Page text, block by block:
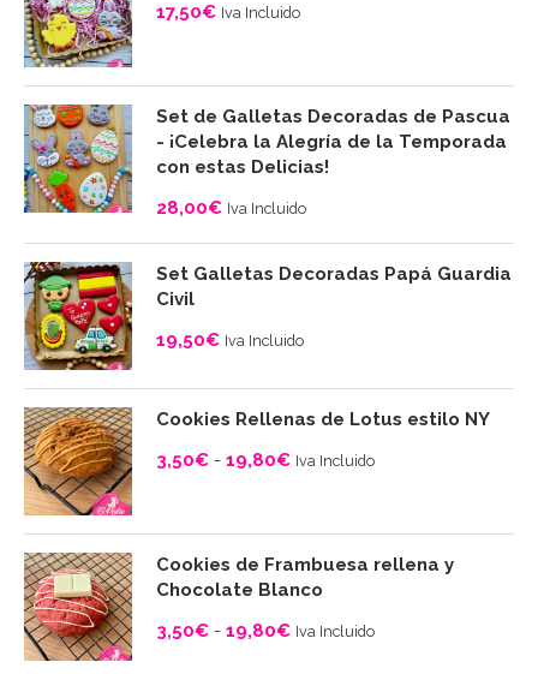
17,50€ Iva Incluido
Set de Galletas Decoradas de Pascua
- ¡Celebra la Alegría de la Temporada
con estas Delicias!
28,00€ Iva Incluido
Set Galletas Decoradas Papá Guardia
Civil
19,50€ Iva Incluido
Cookies Rellenas de Lotus estilo NY
3,50€ - 19,80€
Rango
de
precios:
desde
3,50€
hasta
Iva Incluido
Cookies de Frambuesa rellena y
Chocolate Blanco
3,50€ - 19,80€
Rango
Iva Incluido